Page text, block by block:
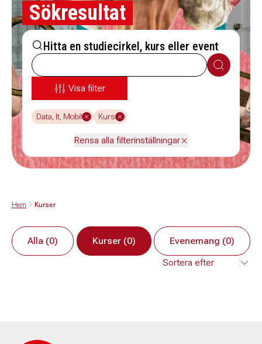
Sökresultat
Hitta en studiecirkel, kurs eller event
Sök
Visa filter
Data, It, Mobil Kurs
Rensa alla filterinställningar
Hem Kurser
Alla (0) Kurser (0) Evenemang (0)